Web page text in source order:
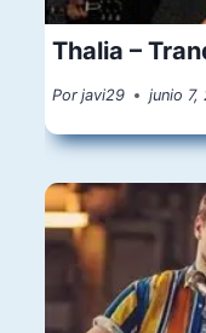
Thalia –
Por javi29 junio 7,